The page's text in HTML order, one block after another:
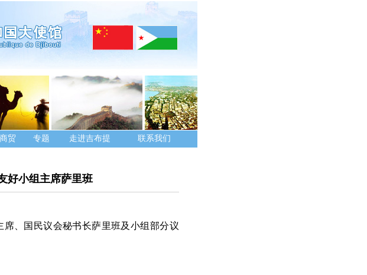
贸 专题 走进吉布提 联系我们
好小组主席萨里班
、国民议会秘书长萨里班及小组部分议